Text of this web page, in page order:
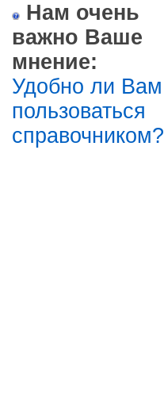
Нам очень
важно Ваше
мнение:
Удобно ли Вам
пользоваться
справочником?